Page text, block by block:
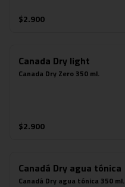
$2.900
Canada Dry light
Canada Dry Zero 350 ml.
$2.900
Canadá Dry agua tónica
Canadá Dry agua tónica 350 ml.